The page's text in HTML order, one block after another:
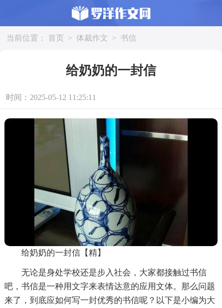
当前位置： 首页 > 体裁作文 > 书信
给奶奶的一封信
时间：2025-05-12 11:25:11
给奶奶的一封信【精】
无论是身处学校还是步入社会，大家都接触过书信
吧，书信是一种用文字来表情达意的应用文体。那么问题
来了，到底应如何写一封优秀的书信呢？以下是小编为大